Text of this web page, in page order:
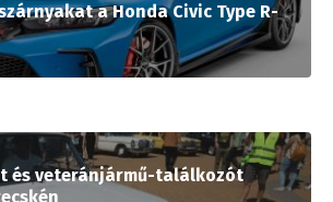
a Honda Civic Type R-
és veteránjármű-találkozót